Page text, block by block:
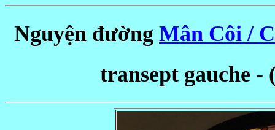
Nguyện đường Mân Côi /
transept gauche -